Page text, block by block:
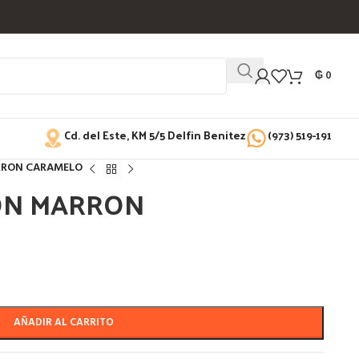
₲0
Cd. del Este, KM 5/5 Delfin Benitez (973) 519-191
CARAMELO
MARRON
AÑADIR AL CARRITO